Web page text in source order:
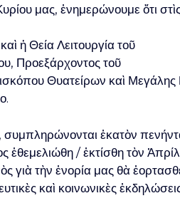
μας, ἐνημερώνουμε ὅτι
ἡ Θεία Λειτουργία τοῦ
Προεξάρχοντος τοῦ
Θυατείρων καὶ Μεγάλης
ἑκατὸν
ἐθεμελιώθη / ἐκτίσθη τὸν
γιὰ τὴν ἐνορία μας θὰ
καὶ κοινωνικὲς